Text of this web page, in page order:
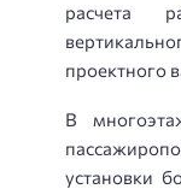
расчета
проектного
В
установки